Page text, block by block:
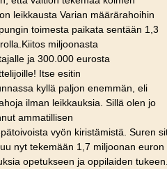
leikkausta Varian määrärahoihin
toimesta paikata sentään 1,3
miljoonasta
ja 300.000 eurosta
Itse esitin
kyllä paljon enemmän, eli
ilman leikkauksia. Sillä olen jo
ammatillisen
vyön kiristämistä. Suren
nyt tekemään 1,7 miljoonan euron
opetukseen ja oppilaiden tukeen.